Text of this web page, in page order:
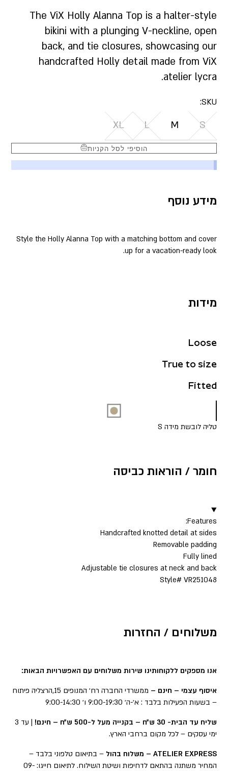
The ViX Holly Alanna Top is a halter-style
bikini with a plunging V-neckline, open
back, and tie closures, showcasing our
handcrafted Holly detail made from ViX
atelier lycra.
SKU:
S
M
L
XL
הוסיפי לסל הקניות
מידע נוסף
Style the Holly Alanna Top with a matching bottom and cover
up for a vacation-ready look.
מידות
Loose
True to size
Fitted
טליה לובשת מידה S
חומר / הוראות כביסה
▼
Features:
Handcrafted knotted detail at sides
Removable padding
Fully lined
Adjustable tie closures at neck and back
Style# VR251048
משלוחים / החזרות
אנו מספקים ללקוחותינו שירות משלוחים עם האפשרויות הבאות:
איסוף עצמי – חינם –
ממשרדי החברה רח׳ המנופים 15,הרצליה פיתוח
– בשעות הפעילות בלבד : א׳-ה׳ 9:00-19:30 ו׳ 9:00-14:30
שליח עד הבית- 30 ש״ח – בקנייה מעל ל-500 ש״ח – חינם!
| עד 3
ימי עסקים – לכל מקום ברחבי הארץ.
ATELIER EXPRESS – משלוח בהול
– בתיאום טלפוני בלבד –
המחיר משתנה בהתאם לדחיפות ושיטת השילוח. לתיאום חייגו: 09-